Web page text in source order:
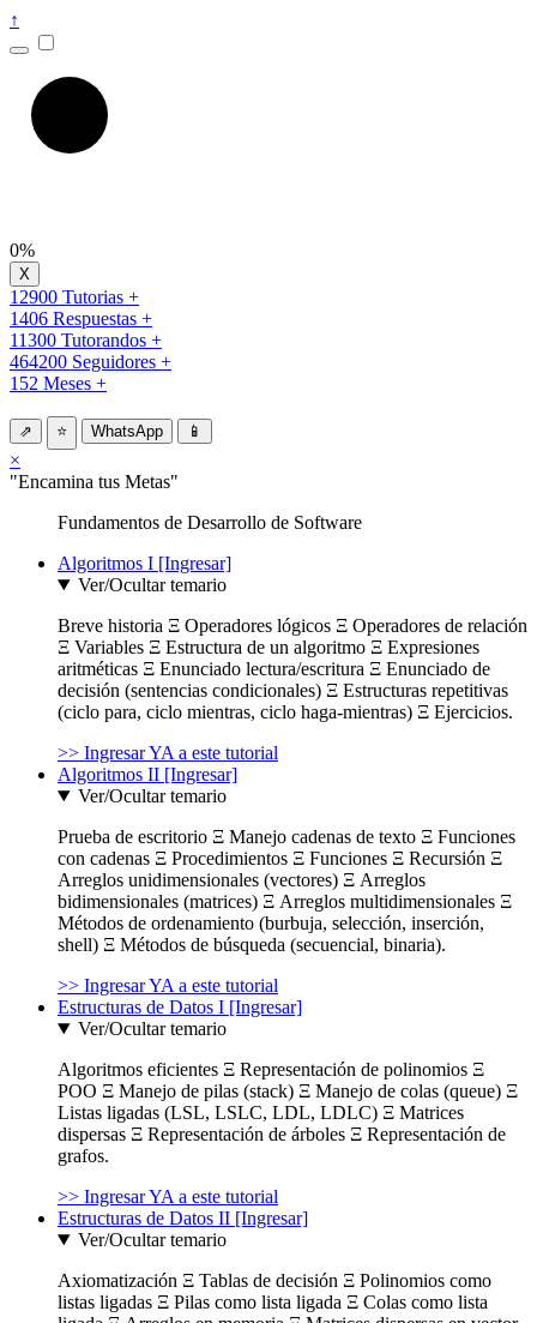
↑
0%
12900 Tutorias +
1406 Respuestas +
11300 Tutorandos +
464200 Seguidores +
152 Meses +
⇗ ⭐ WhatsApp 📱
×
"Encamina tus Metas"
Fundamentos de Desarrollo de Software
Algoritmos I [Ingresar]
Ver/Ocultar temario
Breve historia Ξ Operadores lógicos Ξ Operadores de relación
Ξ Variables Ξ Estructura de un algoritmo Ξ Expresiones
aritméticas Ξ Enunciado lectura/escritura Ξ Enunciado de
decisión (sentencias condicionales) Ξ Estructuras repetitivas
(ciclo para, ciclo mientras, ciclo haga-mientras) Ξ Ejercicios.
>> Ingresar YA a este tutorial
Algoritmos II [Ingresar]
Ver/Ocultar temario
Prueba de escritorio Ξ Manejo cadenas de texto Ξ Funciones
con cadenas Ξ Procedimientos Ξ Funciones Ξ Recursión Ξ
Arreglos unidimensionales (vectores) Ξ Arreglos
bidimensionales (matrices) Ξ Arreglos multidimensionales Ξ
Métodos de ordenamiento (burbuja, selección, inserción,
shell) Ξ Métodos de búsqueda (secuencial, binaria).
>> Ingresar YA a este tutorial
Estructuras de Datos I [Ingresar]
Ver/Ocultar temario
Algoritmos eficientes Ξ Representación de polinomios Ξ
POO Ξ Manejo de pilas (stack) Ξ Manejo de colas (queue) Ξ
Listas ligadas (LSL, LSLC, LDL, LDLC) Ξ Matrices
dispersas Ξ Representación de árboles Ξ Representación de
grafos.
>> Ingresar YA a este tutorial
Estructuras de Datos II [Ingresar]
Ver/Ocultar temario
Axiomatización Ξ Tablas de decisión Ξ Polinomios como
listas ligadas Ξ Pilas como lista ligada Ξ Colas como lista